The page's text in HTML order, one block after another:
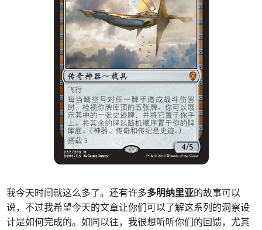
我今天时间就这么多了。还有许多多明纳里亚的故事可以
说，不过我希望今天的文章让你们可以了解这系列的洞察设
计是如何完成的。如同以往，我很想听听你们的回馈，尤其